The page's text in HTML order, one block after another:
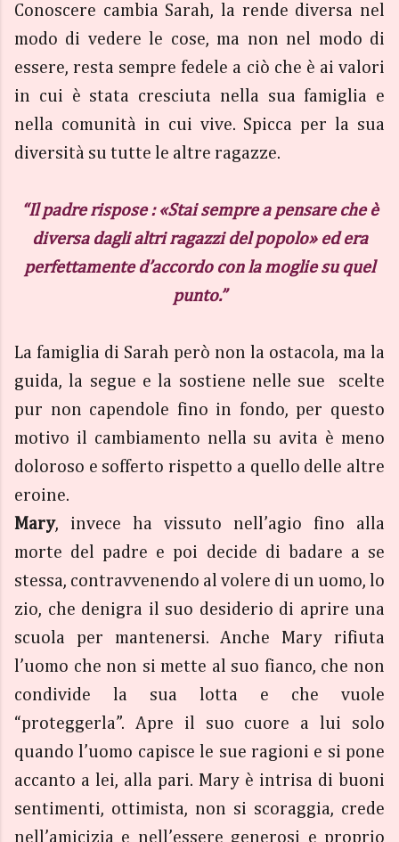
Conoscere cambia Sarah, la rende diversa nel
modo di vedere le cose, ma non nel modo di
essere, resta sempre fedele a ciò che è ai valori
in cui è stata cresciuta nella sua famiglia e
nella comunità in cui vive. Spicca per la sua
diversità su tutte le altre ragazze.
“Il padre rispose : «Stai sempre a pensare che è
diversa dagli altri ragazzi del popolo» ed era
perfettamente d’accordo con la moglie su quel
punto.”
La famiglia di Sarah però non la ostacola, ma la
guida, la segue e la sostiene nelle sue scelte
pur non capendole fino in fondo, per questo
motivo il cambiamento nella su avita è meno
doloroso e sofferto rispetto a quello delle altre
eroine.
Mary, invece ha vissuto nell’agio fino alla
morte del padre e poi decide di badare a se
stessa, contravvenendo al volere di un uomo, lo
zio, che denigra il suo desiderio di aprire una
scuola per mantenersi. Anche Mary rifiuta
l’uomo che non si mette al suo fianco, che non
condivide la sua lotta e che vuole
“proteggerla”. Apre il suo cuore a lui solo
quando l’uomo capisce le sue ragioni e si pone
accanto a lei, alla pari. Mary è intrisa di buoni
sentimenti, ottimista, non si scoraggia, crede
nell’amicizia e nell’essere generosi e proprio